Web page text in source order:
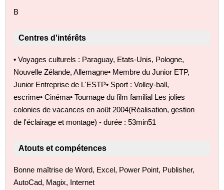
B
Centres d'intérêts
• Voyages culturels : Paraguay, Etats-Unis, Pologne,
Nouvelle Zélande, Allemagne• Membre du Junior ETP,
Junior Entreprise de L'ESTP• Sport : Volley-ball,
escrime• Cinéma• Tournage du film familial Les jolies
colonies de vacances en août 2004(Réalisation, gestion
de l'éclairage et montage) - durée : 53min51
Atouts et compétences
Bonne maîtrise de Word, Excel, Power Point, Publisher,
AutoCad, Magix, Internet